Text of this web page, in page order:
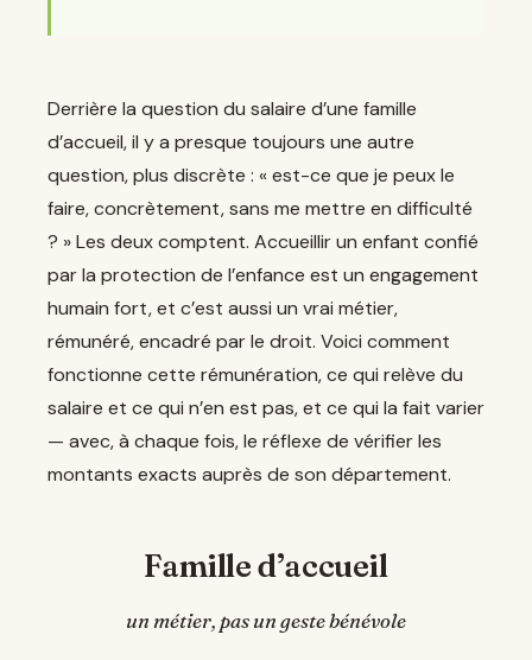
Derrière la question du salaire d’une famille
d’accueil, il y a presque toujours une autre
question, plus discrète : « est-ce que je peux le
faire, concrètement, sans me mettre en difficulté
? » Les deux comptent. Accueillir un enfant confié
par la protection de l’enfance est un engagement
humain fort, et c’est aussi un vrai métier,
rémunéré, encadré par le droit. Voici comment
fonctionne cette rémunération, ce qui relève du
salaire et ce qui n’en est pas, et ce qui la fait varier
— avec, à chaque fois, le réflexe de vérifier les
montants exacts auprès de son département.
Famille d’accueil
un métier, pas un geste bénévole